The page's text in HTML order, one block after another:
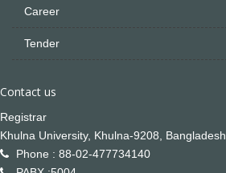
Career
Tender
Contact us
Registrar
Khulna University, Khulna-9208, Bangladesh
Phone : 88-02-477734140